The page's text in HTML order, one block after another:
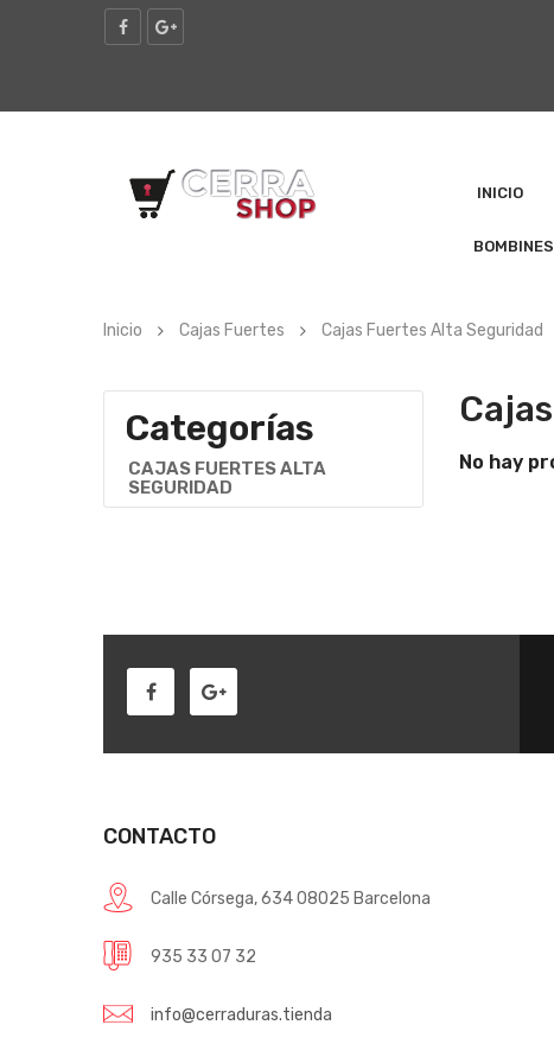
INICIO
BOMBINES
Inicio Cajas Fuertes Cajas Fuertes Alta Seguridad
Categorías
CAJAS FUERTES ALTA
SEGURIDAD
No hay
CONTACTO
Calle Córsega, 634 08025 Barcelona
935 33 07 32
info@cerraduras.tienda